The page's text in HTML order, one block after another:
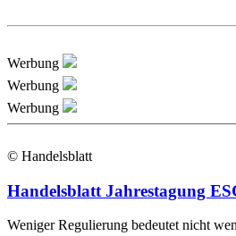
Werbung
Werbung
Werbung
© Handelsblatt
Handelsblatt Jahrestagung
Weniger Regulierung bedeutet nicht